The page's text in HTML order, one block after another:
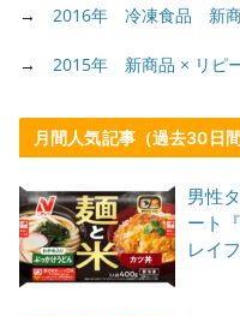
→ 2016年 冷凍食品 新商
→ 2015年 新商品 × リピ
月間人気記事（過去30日
男性
ート
レイ